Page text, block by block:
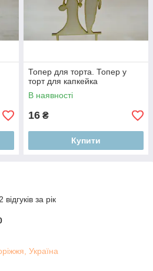
Топер для торта. Топер у
торт для капкейка
В наявності
16 ₴
Купити
за рік
Україна